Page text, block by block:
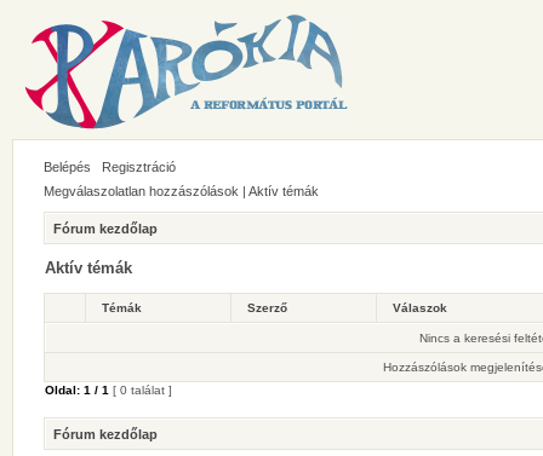
Belépés
Regisztráció
Megválaszolatlan hozzászólások | Aktív témák
Fórum kezdőlap
Aktív témák
Témák Szerző Válaszok
Nincs a keresési
Hozzászólások
Oldal: 1 / 1 [ 0 találat ]
Fórum kezdőlap